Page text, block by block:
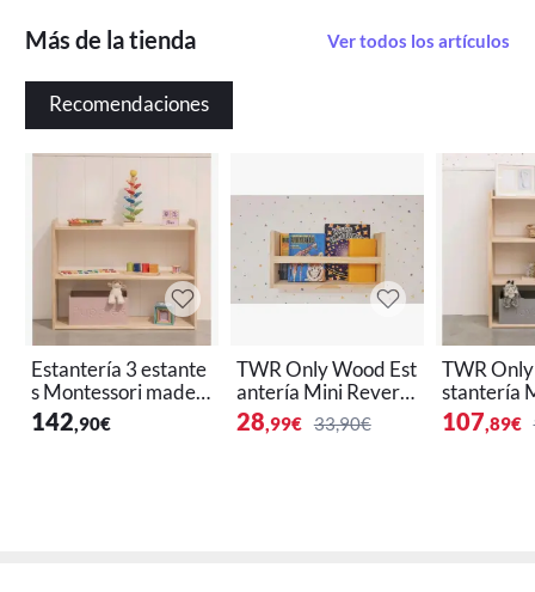
Más de la tienda Ver todos los artículos
Recomendaciones
Estantería 3 estante
s Montessori mader
a natural (Tamaño
M)
142,90€
TWR Only Wood Est
antería Mini Reversi
ble Ecológica Certifi
cada PEFC
28,99€ 33,90€
TWR
stantería
i de
de 4
107,89€